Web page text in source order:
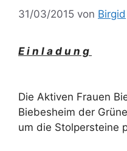
31/03/2015 von Birgid
E i n l a d u n g
Die Aktiven Frauen
Biebesheim der
um die Stolpersteine